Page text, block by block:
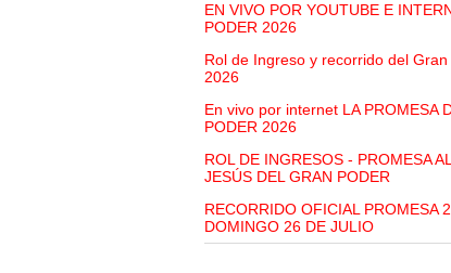
EN VIVO POR YOUTUBE E
PODER 2026
Rol de Ingreso y recorrido del
2026
En vivo por internet LA PROMESA
PODER 2026
ROL DE INGRESOS - PROMESA
JESÚS DEL GRAN PODER
RECORRIDO OFICIAL PROMESA
DOMINGO 26 DE JULIO